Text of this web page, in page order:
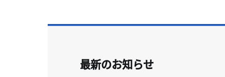
最新のお知らせ